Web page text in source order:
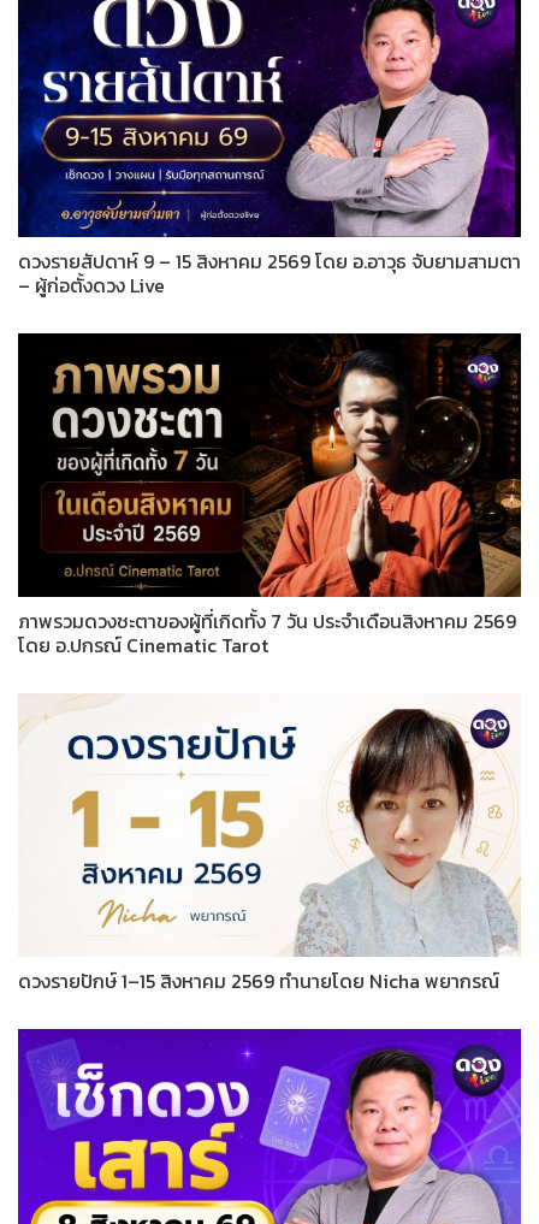
ดวงรายสัปดาห์ 9 – 15 สิงหาคม 2569 โดย อ.อาวุธ จับยามสามตา
– ผู้ก่อตั้งดวง Live
ภาพรวมดวงชะตาของผู้ที่เกิดทั้ง 7 วัน ประจำเดือนสิงหาคม 2569
โดย อ.ปกรณ์ Cinematic Tarot
ดวงรายปักษ์ 1–15 สิงหาคม 2569 ทำนายโดย Nicha พยากรณ์